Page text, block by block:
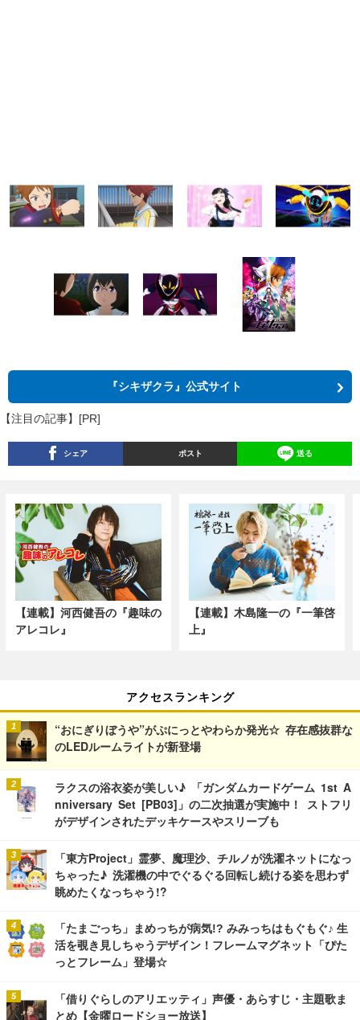
『シキザクラ』公式サイト
【注目の記事】[PR]
シェア ポスト 送る
【連載】河西健吾の『趣味の
アレコレ』
【連載】木島隆一の『一筆啓
上』
アクセスランキング
“おにぎりぼうや”がぷにっとやわらか発光☆ 存在感抜群な
のLEDルームライトが新登場
ラクスの浴衣姿が美しい♪ 「ガンダムカードゲーム 1st A
nniversary Set [PB03]」の二次抽選が実施中！ ストフリ
がデザインされたデッキケースやスリーブも
「東方Project」霊夢、魔理沙、チルノが洗濯ネットになっ
ちゃった♪ 洗濯機の中でぐるぐる回転し続ける姿を思わず
眺めたくなっちゃう!?
「たまごっち」まめっちが病気!? みみっちはもぐもぐ♪ 生
活を覗き見しちゃうデザイン！フレームマグネット「ぴた
っとフレーム」登場☆
「借りぐらしのアリエッティ」声優・あらすじ・主題歌ま
とめ【金曜ロードショー放送】